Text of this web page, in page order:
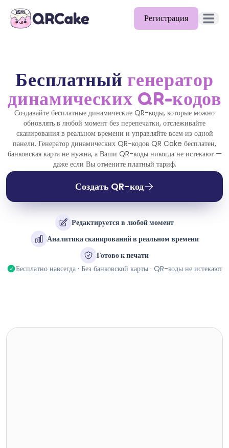
Регистрация
Тарифы
Блог
Документация
Помощь
Бесплатный генератор
динамических QR-кодов
Создавайте бесплатные динамические QR-коды, которые можно
обновлять в любой момент без перепечатки, отслеживайте
сканирования в реальном времени и управляйте всем из одной
панели. Генератор динамических QR-кодов QR Cake бесплатен,
банковская карта не нужна, а Ваши QR-коды никогда не истекают —
даже если Вы отмените платный тариф.
Создать QR-код
Редактируется в любой момент
Аналитика сканирований в реальном времени
Готово к печати
Бесплатно навсегда · Без банковской карты · QR-коды не истекают